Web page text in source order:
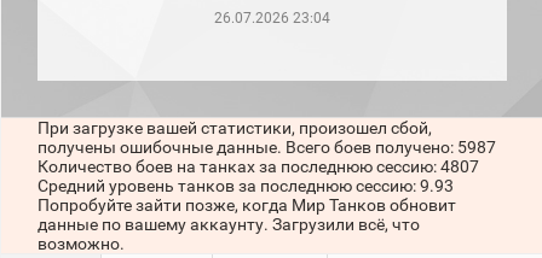
месяц)
игроков
последние
сессии)
26.07.2026 23:04
При загрузке вашей статистики, произошел сбой,
получены ошибочные данные. Всего боев получено: 5987
Количество боев на танках за последнюю сессию: 4807
Средний уровень танков за последнюю сессию: 9.93
Попробуйте зайти позже, когда Мир Танков обновит
данные по вашему аккаунту. Загрузили всё, что
возможно.